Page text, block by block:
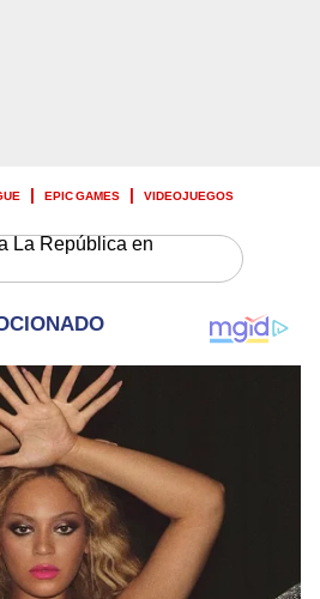
EPIC GAMES VIDEOJUEGOS
La República en